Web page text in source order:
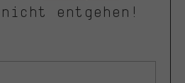
nicht entgehen!